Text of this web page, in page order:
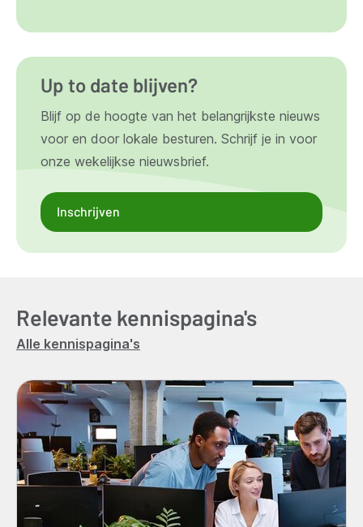
Up to date blijven?
Blijf op de hoogte van het belangrijkste nieuws
voor en door lokale besturen. Schrijf je in voor
onze wekelijkse nieuwsbrief.
Inschrijven
Relevante kennispagina's
Alle kennispagina's